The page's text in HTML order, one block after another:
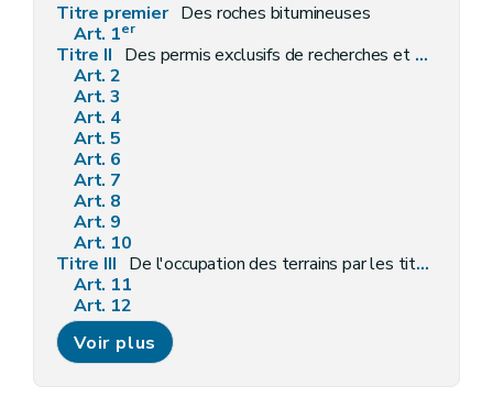
Titre premier Des roches bitumineuses
Art. 1er
Titre II Des permis exclusifs de recherches et d'exploitation du pétrole et des gaz combustibles
Art. 2
Art. 3
Art. 4
Art. 5
Art. 6
Art. 7
Art. 8
Art. 9
Art. 10
Titre III De l'occupation des terrains par les titulaires de permis
Art. 11
Art. 12
Art. 13
Titre IV Des communications déclarées d'utilité publique
Art. 14
Voir plus